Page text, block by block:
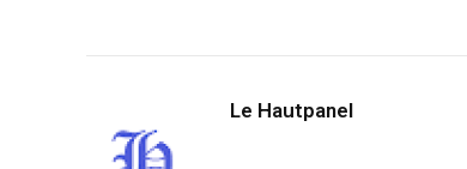
Le Hautpanel